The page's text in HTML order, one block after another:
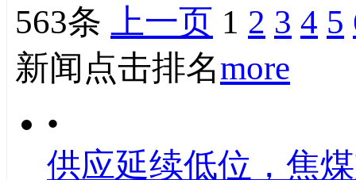
563条 上一页 1 2 3 4 5
新闻点击排名more
•
供应延续低位，焦